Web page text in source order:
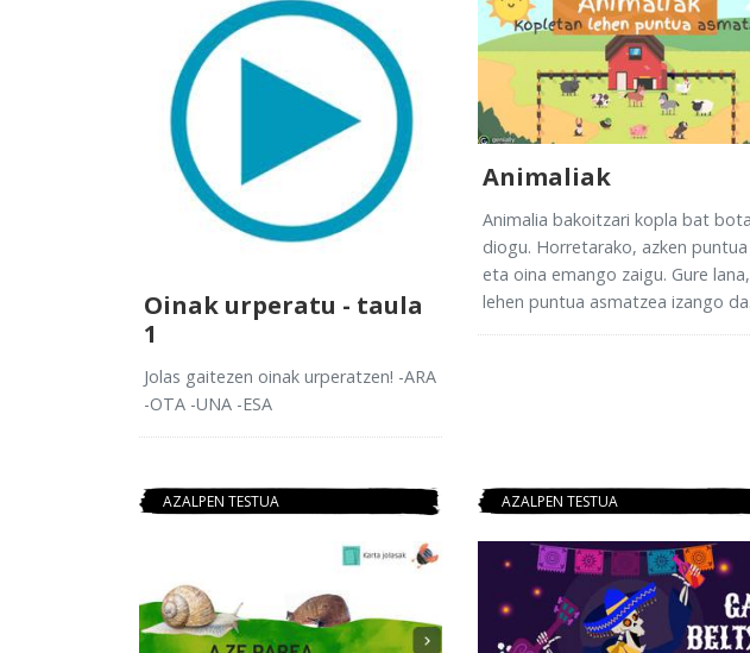
Oinak urperatu - taula
1
Jolas gaitezen oinak urperatzen! -ARA
-OTA -UNA -ESA
Animaliak
Animalia bakoitzari kopla bat
diogu. Horretarako, azken puntua
eta oina emango zaigu. Gure lana,
lehen puntua asmatzea izango da.
AZALPEN TESTUA AZALPEN TESTUA